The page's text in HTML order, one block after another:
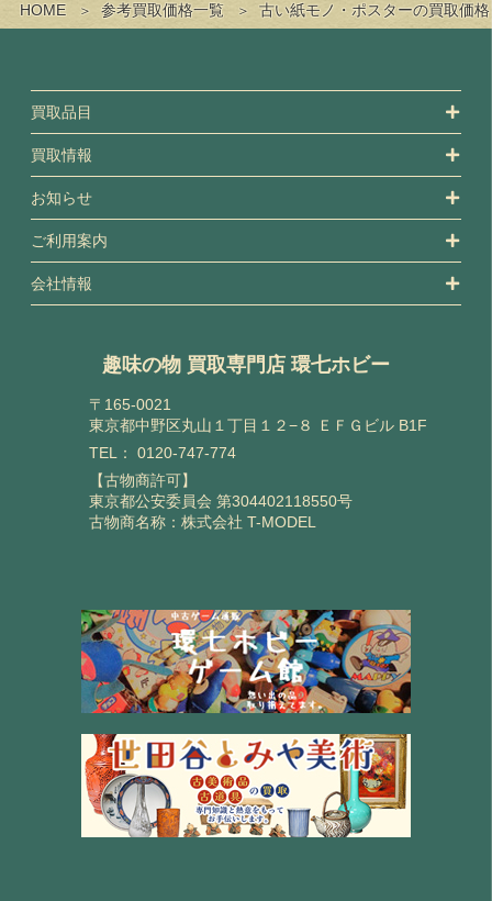
HOME 参考買取価格一覧 古い紙モノ・ポスターの買取価格
買取品目
買取情報
お知らせ
ご利用案内
会社情報
趣味の物 買取専門店 環七ホビー
〒165-0021
東京都中野区丸山１丁目１２−８ ＥＦＧビル B1F
TEL： 0120-747-774
【古物商許可】
東京都公安委員会 第304402118550号
古物商名称：株式会社 T-MODEL